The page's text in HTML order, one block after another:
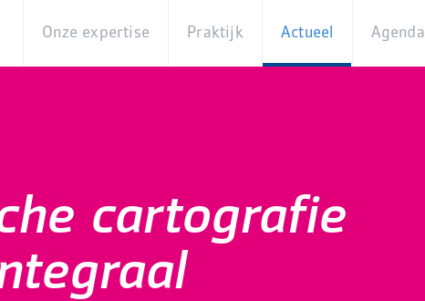
Onze expertise
Thema's
Praktijk
Practices
iBurgerzaken
Actueel Agenda
cartografie